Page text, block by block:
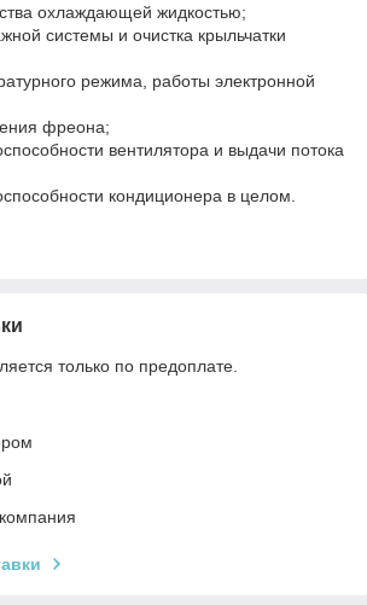
охлаждающей жидкостью;
системы и очистка крыльчатки
режима, работы электронной
фреона;
вентилятора и выдачи потока
кондиционера в целом.
только по предоплате.